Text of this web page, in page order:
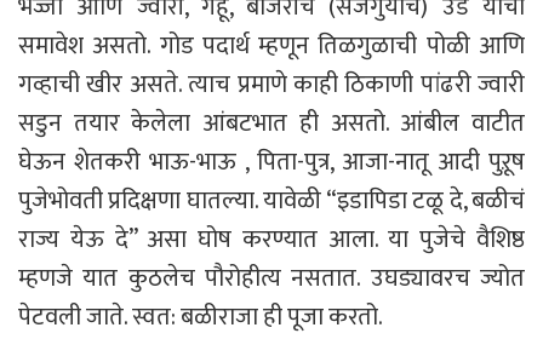
समावेश असतो. गोड पदार्थ म्हणून तिळगुळाची पोळी आणि
गव्हाची खीर असते. त्याच प्रमाणे काही ठिकाणी पांढरी ज्वारी
सडुन तयार केलेला आंबटभात ही असतो. आंबील वाटीत
घेऊन शेतकरी भाऊ-भाऊ , पिता-पुत्र, आजा-नातू आदी पुऱूष
पुजेभोवती प्रदिक्षणा घातल्या. यावेळी “इडापिडा टळू दे, बळीचं
राज्य येऊ दे” असा घोष करण्यात आला. या पुजेचे वैशिष्ठ
म्हणजे यात कुठलेच पौरोहीत्य नसतात. उघड्यावरच ज्योत
पेटवली जाते. स्वत: बळीराजा ही पूजा करतो.